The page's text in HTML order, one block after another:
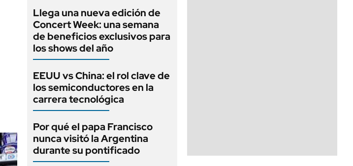
Llega una nueva edición de
Concert Week: una semana
de beneficios exclusivos para
los shows del año
EEUU vs China: el rol clave de
los semiconductores en la
carrera tecnológica
Por qué el papa Francisco
nunca visitó la Argentina
durante su pontificado